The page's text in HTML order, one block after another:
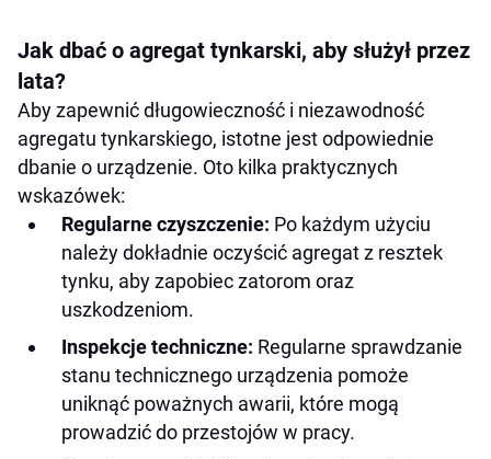
Jak dbać o agregat tynkarski, aby służył przez
lata?
Aby zapewnić długowieczność i niezawodność
agregatu tynkarskiego, istotne jest odpowiednie
dbanie o urządzenie. Oto kilka praktycznych
wskazówek:
Regularne czyszczenie: Po każdym użyciu
należy dokładnie oczyścić agregat z resztek
tynku, aby zapobiec zatorom oraz
uszkodzeniom.
Inspekcje techniczne: Regularne sprawdzanie
stanu technicznego urządzenia pomoże
uniknąć poważnych awarii, które mogą
prowadzić do przestojów w pracy.